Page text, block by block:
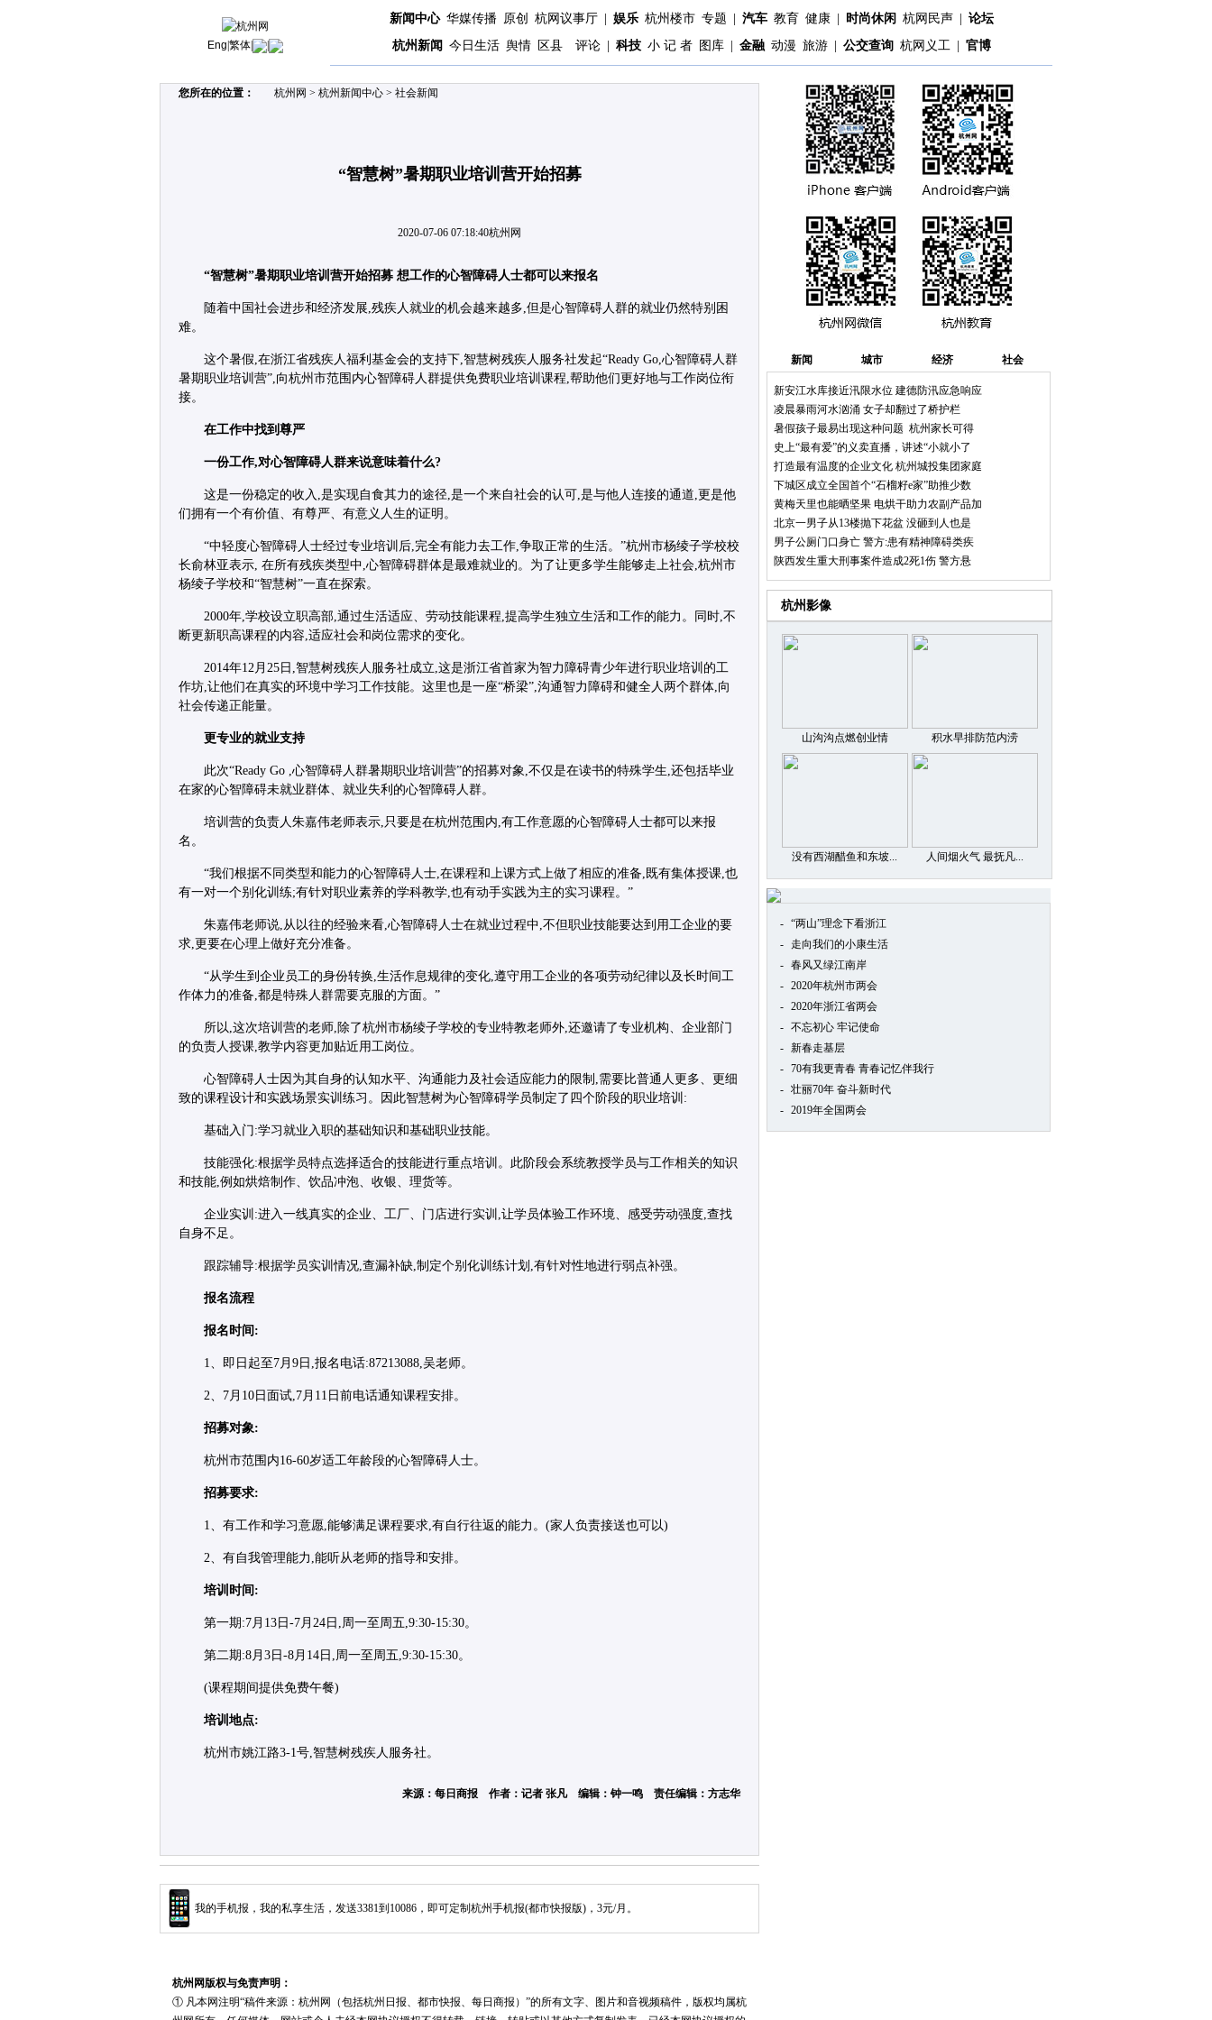
Eng 繁体| |
新闻中心 华媒传播 原创 杭网议事厅 娱乐 杭州楼市 专题 汽车 教育 健康 时尚休闲 杭网民声
论坛
杭州新闻 今日生活 舆情 区县 评论 科技 小 记 者 图库 金融 动漫 旅游 公交查询 杭网义工 官博
您所在的位置： 杭州网 > 杭州新闻中心 > 社会新闻
“智慧树”暑期职业培训营开始招募
2020-07-06 07:18:40杭州网
“智慧树”暑期职业培训营开始招募 想工作的心智障碍人士都可以来报名
随着中国社会进步和经济发展,残疾人就业的机会越来越多,但是心智障碍人群的就业仍然特别困
难。
这个暑假,在浙江省残疾人福利基金会的支持下,智慧树残疾人服务社发起“Ready Go,心智障碍人群
暑期职业培训营”,向杭州市范围内心智障碍人群提供免费职业培训课程,帮助他们更好地与工作岗位衔
接。
在工作中找到尊严
一份工作,对心智障碍人群来说意味着什么?
这是一份稳定的收入,是实现自食其力的途径,是一个来自社会的认可,是与他人连接的通道,更是他
们拥有一个有价值、有尊严、有意义人生的证明。
“中轻度心智障碍人士经过专业培训后,完全有能力去工作,争取正常的生活。”杭州市杨绫子学校校
长俞林亚表示, 在所有残疾类型中,心智障碍群体是最难就业的。为了让更多学生能够走上社会,杭州市
杨绫子学校和“智慧树”一直在探索。
2000年,学校设立职高部,通过生活适应、劳动技能课程,提高学生独立生活和工作的能力。同时,不
断更新职高课程的内容,适应社会和岗位需求的变化。
2014年12月25日,智慧树残疾人服务社成立,这是浙江省首家为智力障碍青少年进行职业培训的工
作坊,让他们在真实的环境中学习工作技能。这里也是一座“桥梁”,沟通智力障碍和健全人两个群体,向
社会传递正能量。
更专业的就业支持
此次“Ready Go ,心智障碍人群暑期职业培训营”的招募对象,不仅是在读书的特殊学生,还包括毕业
在家的心智障碍未就业群体、就业失利的心智障碍人群。
培训营的负责人朱嘉伟老师表示,只要是在杭州范围内,有工作意愿的心智障碍人士都可以来报
名。
“我们根据不同类型和能力的心智障碍人士,在课程和上课方式上做了相应的准备,既有集体授课,也
有一对一个别化训练;有针对职业素养的学科教学,也有动手实践为主的实习课程。”
朱嘉伟老师说,从以往的经验来看,心智障碍人士在就业过程中,不但职业技能要达到用工企业的要
求,更要在心理上做好充分准备。
“从学生到企业员工的身份转换,生活作息规律的变化,遵守用工企业的各项劳动纪律以及长时间工
作体力的准备,都是特殊人群需要克服的方面。”
所以,这次培训营的老师,除了杭州市杨绫子学校的专业特教老师外,还邀请了专业机构、企业部门
的负责人授课,教学内容更加贴近用工岗位。
心智障碍人士因为其自身的认知水平、沟通能力及社会适应能力的限制,需要比普通人更多、更细
致的课程设计和实践场景实训练习。因此智慧树为心智障碍学员制定了四个阶段的职业培训:
基础入门:学习就业入职的基础知识和基础职业技能。
技能强化:根据学员特点选择适合的技能进行重点培训。此阶段会系统教授学员与工作相关的知识
和技能,例如烘焙制作、饮品冲泡、收银、理货等。
企业实训:进入一线真实的企业、工厂、门店进行实训,让学员体验工作环境、感受劳动强度,查找
自身不足。
跟踪辅导:根据学员实训情况,查漏补缺,制定个别化训练计划,有针对性地进行弱点补强。
报名流程
报名时间:
1、即日起至7月9日,报名电话:87213088,吴老师。
2、7月10日面试,7月11日前电话通知课程安排。
招募对象:
杭州市范围内16-60岁适工年龄段的心智障碍人士。
招募要求:
1、有工作和学习意愿,能够满足课程要求,有自行往返的能力。(家人负责接送也可以)
2、有自我管理能力,能听从老师的指导和安排。
培训时间:
第一期:7月13日-7月24日,周一至周五,9:30-15:30。
第二期:8月3日-8月14日,周一至周五,9:30-15:30。
(课程期间提供免费午餐)
培训地点:
杭州市姚江路3-1号,智慧树残疾人服务社。
来源：每日商报 作者：记者 张凡 编辑：钟一鸣 责任编辑：方志华
我的手机报，我的私享生活，发送3381到10086，即可定制杭州手机报(都市快报版)，3元/月。
杭州网版权与免责声明：
① 凡本网注明“稿件来源：杭州网（包括杭州日报、都市快报、每日商报）”的所有文字、图片和音视频稿件，版权均属杭
新闻 城市 经济 社会
新安江水库接近汛限水位 建德防汛应急响应
凌晨暴雨河水汹涌 女子却翻过了桥护栏
暑假孩子最易出现这种问题 杭州家长可得
史上“最有爱”的义卖直播，讲述“小就小了
打造最有温度的企业文化 杭州城投集团家庭
下城区成立全国首个“石榴籽e家”助推少数
黄梅天里也能晒坚果 电烘干助力农副产品加
北京一男子从13楼抛下花盆 没砸到人也是
男子公厕门口身亡 警方:患有精神障碍类疾
陕西发生重大刑事案件造成2死1伤 警方悬
杭州影像
山沟沟点燃创业情 积水早排防范内涝
没有西湖醋鱼和东坡... 人间烟火气 最抚凡...
- “两山”理念下看浙江
-
走向我们的小康生活
- 春风又绿江南岸
- 2020年杭州市两会
- 2020年浙江省两会
- 不忘初心 牢记使命
- 新春走基层
- 70有我更青春 青春记忆伴我行
- 壮丽70年 奋斗新时代
- 2019年全国两会